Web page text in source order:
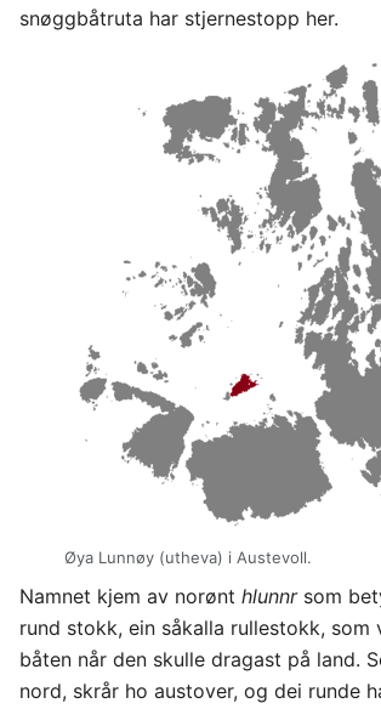
snøggbåtruta har stjernestopp her.
Øya Lunnøy (utheva) i Austevoll.
Namnet kjem av norønt hlunnrsom
rund stokk, ein såkalla rullestokk, som
båten når den skulle dragast på land.
nord, skrår ho austover, og dei runde